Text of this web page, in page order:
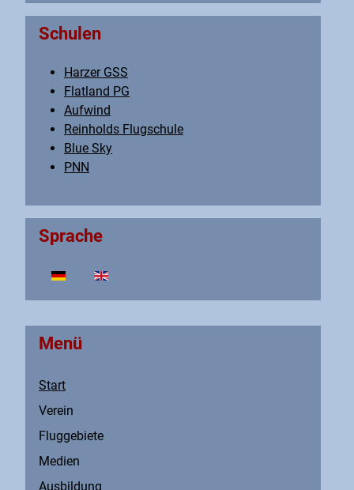
Menü
Start
Verein
Fluggebiete
Medien
Ausbildung
Schulen
Harzer GSS
Flatland PG
Aufwind
Reinholds Flugschule
Blue Sky
PNN
Sprache
Sprache auswählen